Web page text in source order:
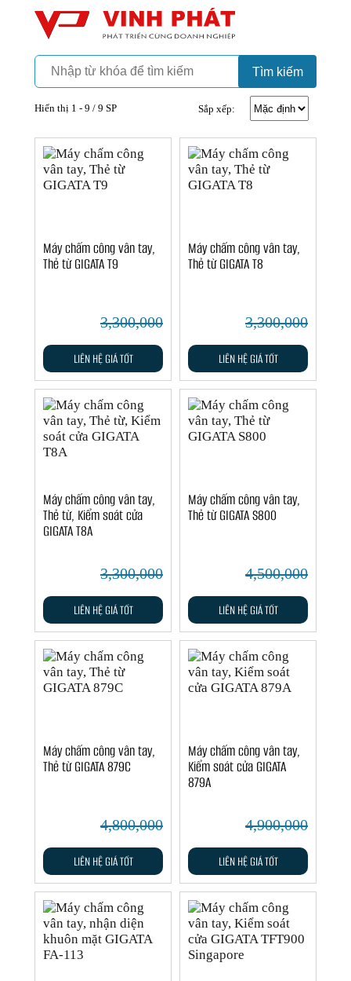
Vinh Phát Cần Thơ Tìm kiếm
Hiển thị 1 - 9 / 9 SP Sắp xếp:
Máy chấm công vân tay,
Thẻ từ GIGATA T9
3,300,000
LIÊN HỆ GIÁ TỐT
Máy chấm công vân tay,
Thẻ từ GIGATA T8
3,300,000
LIÊN HỆ GIÁ TỐT
Máy chấm công vân tay,
Thẻ từ, Kiểm soát cửa
GIGATA T8A
3,300,000
LIÊN HỆ GIÁ TỐT
Máy chấm công vân tay,
Thẻ từ GIGATA S800
4,500,000
LIÊN HỆ GIÁ TỐT
Máy chấm công vân tay,
Thẻ từ GIGATA 879C
4,800,000
LIÊN HỆ GIÁ TỐT
Máy chấm công vân tay,
Kiểm soát cửa GIGATA
879A
4,900,000
LIÊN HỆ GIÁ TỐT